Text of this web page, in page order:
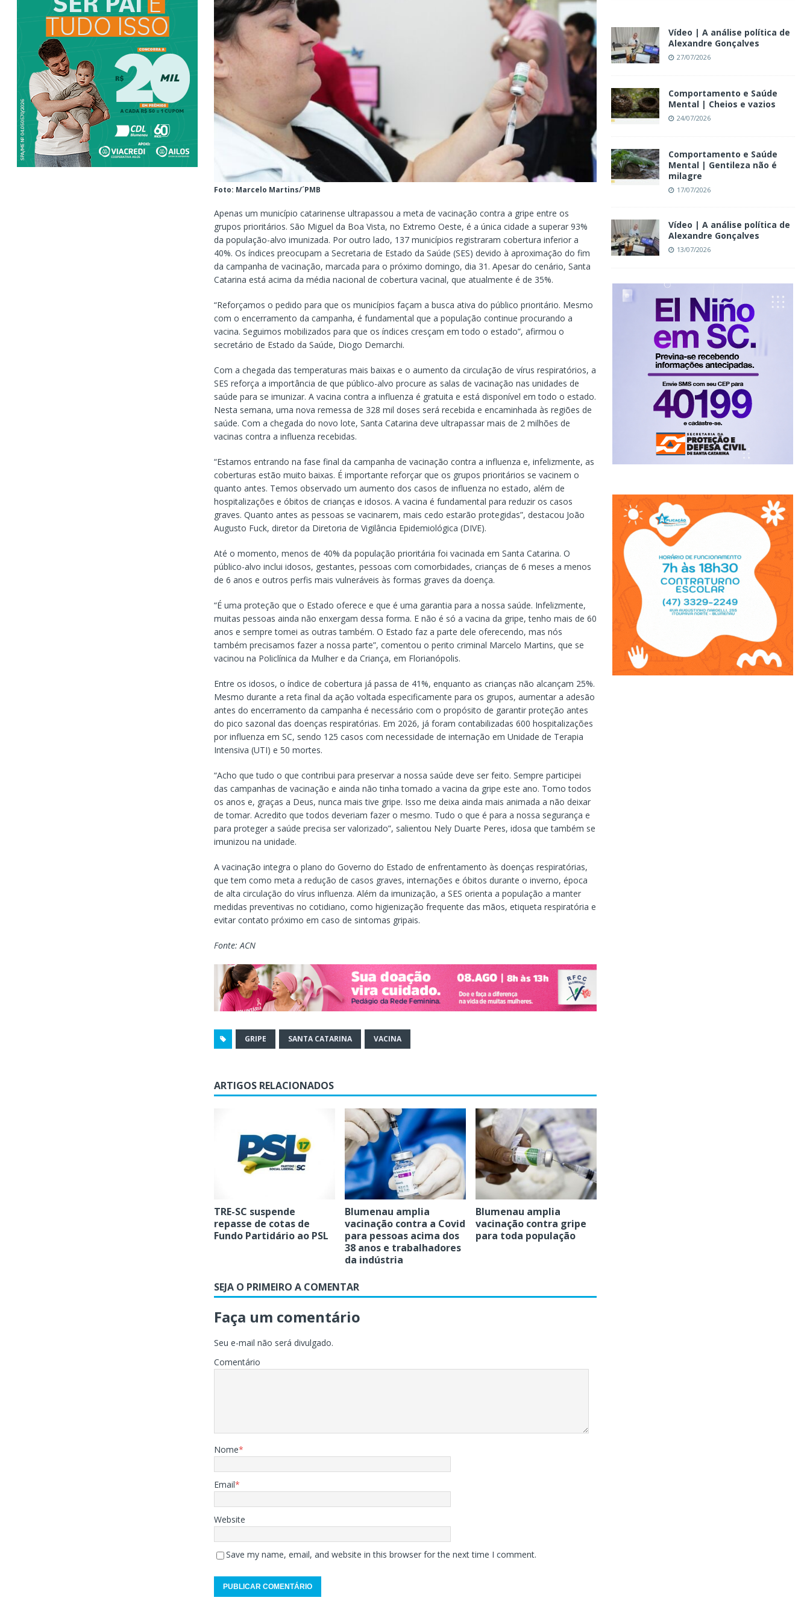
Foto: Marcelo Martins/´PMB
Apenas um município catarinense ultrapassou a meta de vacinação contra a gripe entre os
grupos prioritários. São Miguel da Boa Vista, no Extremo Oeste, é a única cidade a superar 93%
da população-alvo imunizada. Por outro lado, 137 municípios registraram cobertura inferior a
40%. Os índices preocupam a Secretaria de Estado da Saúde (SES) devido à aproximação do fim
da campanha de vacinação, marcada para o próximo domingo, dia 31. Apesar do cenário, Santa
Catarina está acima da média nacional de cobertura vacinal, que atualmente é de 35%.
“Reforçamos o pedido para que os municípios façam a busca ativa do público prioritário. Mesmo
com o encerramento da campanha, é fundamental que a população continue procurando a
vacina. Seguimos mobilizados para que os índices cresçam em todo o estado”, afirmou o
secretário de Estado da Saúde, Diogo Demarchi.
Com a chegada das temperaturas mais baixas e o aumento da circulação de vírus respiratórios, a
SES reforça a importância de que público-alvo procure as salas de vacinação nas unidades de
saúde para se imunizar. A vacina contra a influenza é gratuita e está disponível em todo o estado.
Nesta semana, uma nova remessa de 328 mil doses será recebida e encaminhada às regiões de
saúde. Com a chegada do novo lote, Santa Catarina deve ultrapassar mais de 2 milhões de
vacinas contra a influenza recebidas.
“Estamos entrando na fase final da campanha de vacinação contra a influenza e, infelizmente, as
coberturas estão muito baixas. É importante reforçar que os grupos prioritários se vacinem o
quanto antes. Temos observado um aumento dos casos de influenza no estado, além de
hospitalizações e óbitos de crianças e idosos. A vacina é fundamental para reduzir os casos
graves. Quanto antes as pessoas se vacinarem, mais cedo estarão protegidas”, destacou João
Augusto Fuck, diretor da Diretoria de Vigilância Epidemiológica (DIVE).
Até o momento, menos de 40% da população prioritária foi vacinada em Santa Catarina. O
público-alvo inclui idosos, gestantes, pessoas com comorbidades, crianças de 6 meses a menos
de 6 anos e outros perfis mais vulneráveis às formas graves da doença.
“É uma proteção que o Estado oferece e que é uma garantia para a nossa saúde. Infelizmente,
muitas pessoas ainda não enxergam dessa forma. E não é só a vacina da gripe, tenho mais de 60
anos e sempre tomei as outras também. O Estado faz a parte dele oferecendo, mas nós
também precisamos fazer a nossa parte”, comentou o perito criminal Marcelo Martins, que se
vacinou na Policlínica da Mulher e da Criança, em Florianópolis.
Entre os idosos, o índice de cobertura já passa de 41%, enquanto as crianças não alcançam 25%.
Mesmo durante a reta final da ação voltada especificamente para os grupos, aumentar a adesão
antes do encerramento da campanha é necessário com o propósito de garantir proteção antes
do pico sazonal das doenças respiratórias. Em 2026, já foram contabilizadas 600 hospitalizações
por influenza em SC, sendo 125 casos com necessidade de internação em Unidade de Terapia
Intensiva (UTI) e 50 mortes.
“Acho que tudo o que contribui para preservar a nossa saúde deve ser feito. Sempre participei
das campanhas de vacinação e ainda não tinha tomado a vacina da gripe este ano. Tomo todos
os anos e, graças a Deus, nunca mais tive gripe. Isso me deixa ainda mais animada a não deixar
de tomar. Acredito que todos deveriam fazer o mesmo. Tudo o que é para a nossa segurança e
para proteger a saúde precisa ser valorizado”, salientou Nely Duarte Peres, idosa que também se
imunizou na unidade.
A vacinação integra o plano do Governo do Estado de enfrentamento às doenças respiratórias,
que tem como meta a redução de casos graves, internações e óbitos durante o inverno, época
de alta circulação do vírus influenza. Além da imunização, a SES orienta a população a manter
medidas preventivas no cotidiano, como higienização frequente das mãos, etiqueta respiratória e
evitar contato próximo em caso de sintomas gripais.
Fonte: ACN
GRIPE SANTA CATARINA VACINA
ARTIGOS RELACIONADOS
TRE-SC suspende
repasse de cotas de
Fundo Partidário ao PSL
Blumenau amplia
vacinação contra a Covid
para pessoas acima dos
38 anos e trabalhadores
da indústria
Blumenau amplia
vacinação contra gripe
para toda população
SEJA O PRIMEIRO A COMENTAR
Faça um comentário
Seu e-mail não será divulgado.
Comentário
Nome*
Email*
Website
Save my name, email, and website in this browser for the next time I comment.
Vídeo | A análise política de
Alexandre Gonçalves
27/07/2026
Comportamento e Saúde
Mental | Cheios e vazios
24/07/2026
Comportamento e Saúde
Mental | Gentileza não é
milagre
17/07/2026
Vídeo | A análise política de
Alexandre Gonçalves
13/07/2026